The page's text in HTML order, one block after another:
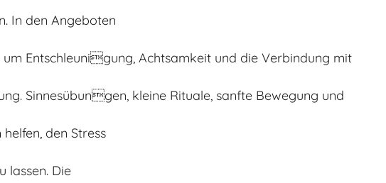
In den Angeboten
Entschleunigung, Achtsamkeit und die Verbindung mit
Sinnesübungen, kleine Rituale, sanfte Bewegung und
den Stress
lassen. Die